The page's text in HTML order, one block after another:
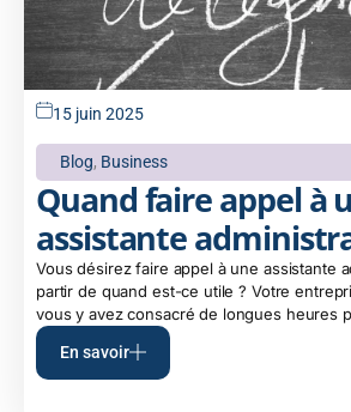
15 juin 2025
Blog, Business
Quand faire appel à
assistante
Vous désirez faire appel à une assistante
partir de quand est-ce utile ? Votre
vous y avez consacré de longues heures
En savoir